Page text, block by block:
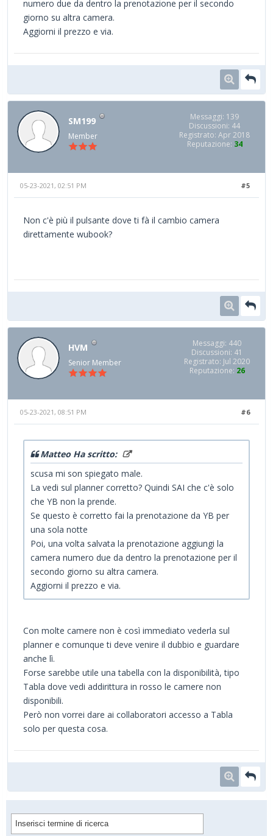
numero due da dentro la prenotazione per il secondo
giorno su altra camera.
Aggiorni il prezzo e via.
SM199
Member
Messaggi: 139
Discussioni: 44
Registrato: Apr 2018
Reputazione: 34
#5
05-23-2021, 02:51 PM
Non c'è più il pulsante dove ti fà il cambio camera
direttamente wubook?
HVM
Senior Member
Messaggi: 440
Discussioni: 41
Registrato: Jul 2020
Reputazione: 26
#6
05-23-2021, 08:51 PM
Matteo Ha scritto:
scusa mi son spiegato male.
La vedi sul planner corretto? Quindi SAI che c'è solo
che YB non la prende.
Se questo è corretto fai la prenotazione da YB per
una sola notte
Poi, una volta salvata la prenotazione aggiungi la
camera numero due da dentro la prenotazione per il
secondo giorno su altra camera.
Aggiorni il prezzo e via.
Con molte camere non è così immediato vederla sul
planner e comunque ti deve venire il dubbio e guardare
anche lì.
Forse sarebbe utile una tabella con la disponibilità, tipo
Tabla dove vedi addirittura in rosso le camere non
disponibili.
Però non vorrei dare ai collaboratori accesso a Tabla
solo per questa cosa.